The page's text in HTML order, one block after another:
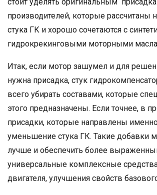
производителей, которые рассчитаны
стука ГК и хорошо сочетаются с
гидрокрекинговыми моторными
Итак, если мотор зашумел и для
нужна присадка, стук
всего убирать составами, которые
этого предназначены. Если точнее, в
присадки, которые направлены
уменьшение стука ГК. Такие добавки
лучше и обеспечить более
универсальные комплексные
двигателя, улучшения свойств